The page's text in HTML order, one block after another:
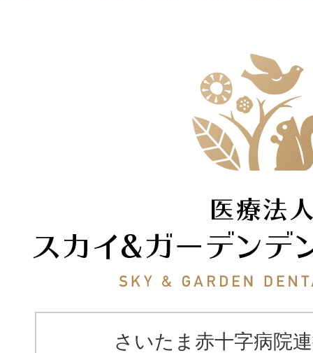
さいたま赤十字病院